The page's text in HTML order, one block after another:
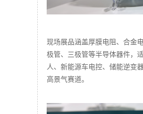
现场展品涵盖厚膜电阻、合金
极管、三极管等半导体器件，
人、新能源车电控、储能逆变
高景气赛道。